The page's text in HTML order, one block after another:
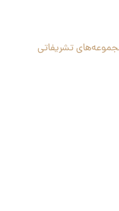
تشریفاتی